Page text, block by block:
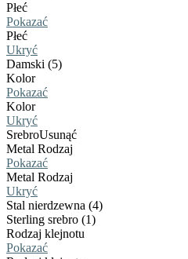
Płeć
Pokazać
Płeć
Ukryć
Damski (5)
Kolor
Pokazać
Kolor
Ukryć
SrebroUsunąć
Metal Rodzaj
Pokazać
Metal Rodzaj
Ukryć
Stal nierdzewna (4)
Sterling srebro (1)
Rodzaj klejnotu
Pokazać